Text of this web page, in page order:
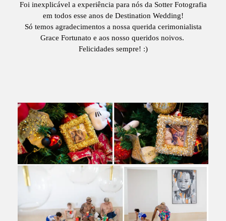
Foi inexplicável a experiência para nós da Sotter Fotografia
em todos esse anos de Destination Wedding!
Só temos agradecimentos a nossa querida cerimonialista
Grace Fortunato e aos nosso queridos noivos.
Felicidades sempre! :)